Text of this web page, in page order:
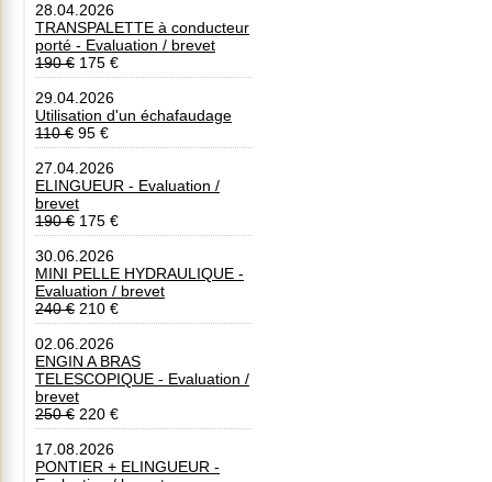
28.04.2026
TRANSPALETTE à conducteur
porté - Evaluation / brevet
190 € 175 €
29.04.2026
Utilisation d'un échafaudage
110 € 95 €
27.04.2026
ELINGUEUR - Evaluation /
brevet
190 € 175 €
30.06.2026
MINI PELLE HYDRAULIQUE -
Evaluation / brevet
240 € 210 €
02.06.2026
ENGIN A BRAS
TELESCOPIQUE - Evaluation /
brevet
250 € 220 €
17.08.2026
PONTIER + ELINGUEUR -